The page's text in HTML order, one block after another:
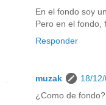
En el fondo soy
Pero en el fondo,
Responder
muzak
18/
¿Como de